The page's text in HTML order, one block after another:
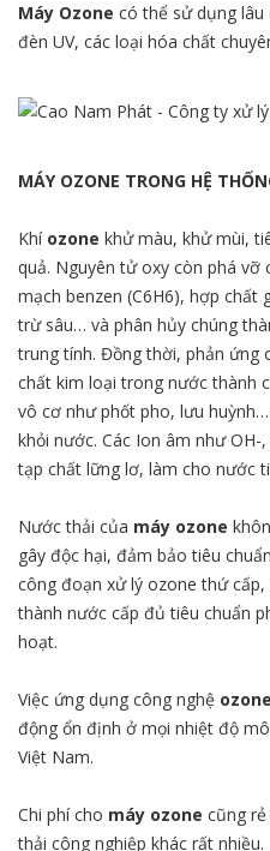
Máy Ozone có thể sử dụng lâu
đèn UV, các loại hóa chất
MÁY OZONE TRONG HỆ
Khí ozone khử màu, khử mùi,
quả. Nguyên tử oxy còn phá
mạch benzen (C6H6), hợp chất
trừ sâu… và phân hủy chúng
trung tính. Đồng thời, phản ứng
chất kim loại trong nước thành
vô cơ như phốt pho, lưu
khỏi nước. Các Ion âm như
tạp chất lững lơ, làm cho nước
Nước thải của máy ozone
gây độc hại, đảm bảo tiêu
công đoạn xử lý ozone thứ
thành nước cấp đủ tiêu chuẩn
hoạt.
Việc ứng dụng công nghệ ozone
động ổn định ở mọi nhiệt độ
Việt Nam.
Chi phí cho máy ozone cũng
thải công nghiệp khác rất nhiều.